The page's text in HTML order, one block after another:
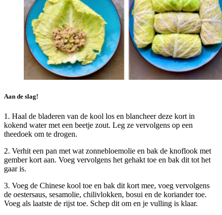
Aan de slag!
1. Haal de bladeren van de kool los en blancheer deze kort in
kokend water met een beetje zout. Leg ze vervolgens op een
theedoek om te drogen.
2. Verhit een pan met wat zonnebloemolie en bak de knoflook met
gember kort aan. Voeg vervolgens het gehakt toe en bak dit tot het
gaar is.
3. Voeg de Chinese kool toe en bak dit kort mee, voeg vervolgens
de oestersaus, sesamolie, chilivlokken, bosui en de koriander toe.
Voeg als laatste de rijst toe. Schep dit om en je vulling is klaar.